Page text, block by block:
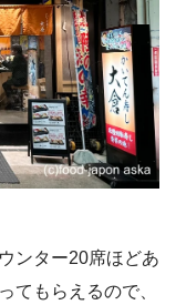
ンター20席ほどあ
てもらえるので、